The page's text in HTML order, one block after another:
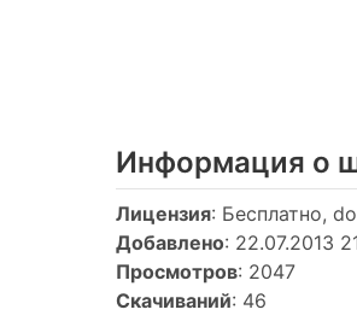
Информация о
Лицензия: Бесплатно,
Добавлено: 22.07.2013
Просмотров: 2047
Скачиваний: 46